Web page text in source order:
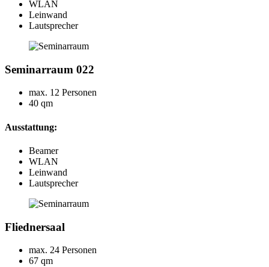
WLAN
Leinwand
Lautsprecher
Seminarraum 022
max. 12 Personen
40 qm
Ausstattung:
Beamer
WLAN
Leinwand
Lautsprecher
Fliednersaal
max. 24 Personen
67 qm